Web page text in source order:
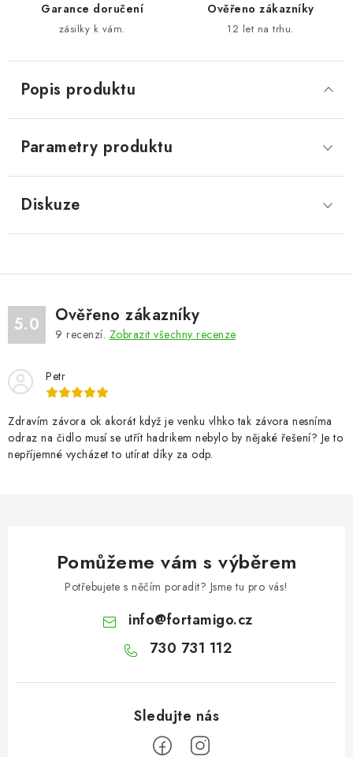
Garance doručení
zásilky k vám.
Ověřeno zákazníky
12 let na trhu.
Popis produktu
Parametry produktu
Diskuze
5.0 Ověřeno zákazníky
9 recenzí. Zobrazit všechny recenze
Petr
Zdravím závora ok akorát když je venku vlhko tak závora nesníma
odraz na čidlo musí se utřít hadrikem nebylo by nějaké řešení? Je to
nepříjemné vycházet to utírat díky za odp.
Pomůžeme vám s výběrem
Potřebujete s něčím poradit? Jsme tu pro vás!
info@fortamigo.cz
730 731 112